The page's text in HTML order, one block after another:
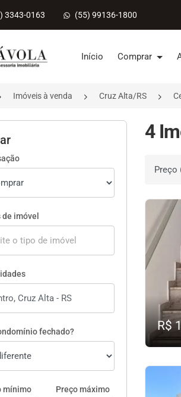
3343-0163 (55) 99136-1800
inicial
Início Comprar
Imóveis à venda Cruz Alta/RS
imóvel
fechado?
mínimo Preço máximo
4
Ordenar
R$